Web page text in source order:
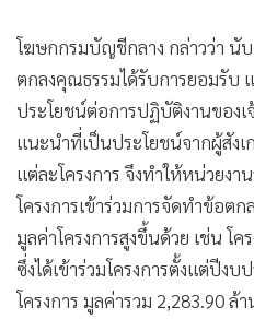
• News1
• Gotomanager
โฆษกกรมบัญชีกลาง กล่าวว่า นับ
ตกลงคุณธรรมได้รับการยอมรับ
ประโยชน์ต่อการปฏิบัติงานของเ
แนะนำที่เป็นประโยชน์จากผู้สัง
แต่ละโครงการ จึงทำให้หน่วยงา
โครงการเข้าร่วมการจัดทำข้อต
มูลค่าโครงการสูงขึ้นด้วย เช่น โ
ซึ่งได้เข้าร่วมโครงการตั้งแต่ปีง
โครงการ มูลค่ารวม 2,283.90